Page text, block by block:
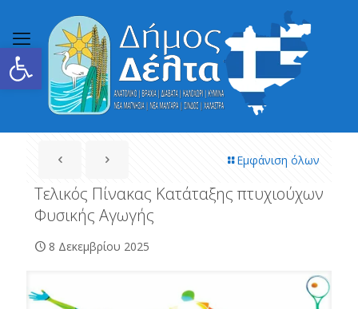
Ανοίξτε τη γραμμή εργαλείων
Εμφάνιση όλων
Τελικός Πίνακας Κατάταξης πτυχιούχων
Φυσικής Αγωγής
8 Δεκεμβρίου 2025